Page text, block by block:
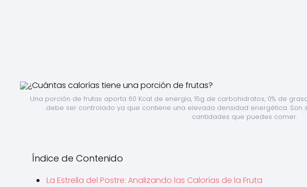
Una porción de frutas aporta 60 Kcal de energía, 15g de carbohidratos, 0% de
debe ser controlado ya que contiene una elevada densidad energética. Son
cantidades que puedes comer.
Índice de Contenido
La Estrella del Postre: Analizando las Calorías de la Fruta